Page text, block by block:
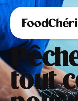
tout